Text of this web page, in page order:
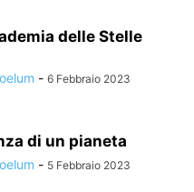
delle Stelle
- 6 Febbraio 2023
di un pianeta
- 5 Febbraio 2023